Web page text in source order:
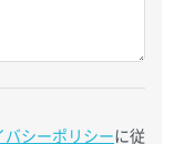
バシーポリシーに従